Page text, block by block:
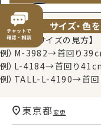
サイズ・色
【シャツのサイズの見方】
例）M-3982→首回り
例）L-4184→首回り
例）TALL-L-4190→首回
東京都変更